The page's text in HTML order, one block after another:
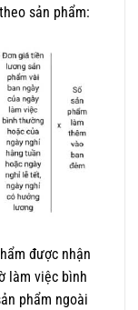
sản phẩm:
được nhận
làm việc bình
phẩm ngoài